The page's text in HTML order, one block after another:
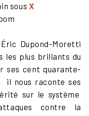
sous X
Dupond-Moretti
les plus brillants du
ses cent quarante-
il nous raconte ses
sur le système
contre la